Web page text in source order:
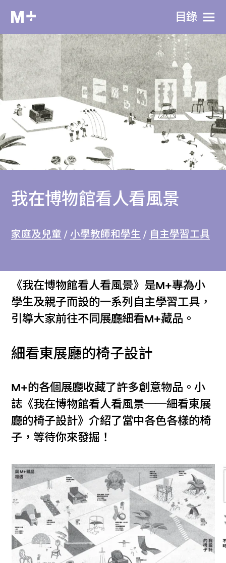
目​錄
我在博物館看人看風景
家庭及兒童 / 小學教師和學生 / 自主學習工具
《我在博物館看人看風景》是M+專為小
學生及親子而設的一系列自主學習工具，
引導大家前往不同展廳細看M+藏品。
細看東展廳的椅子設計
M+的各個展廳收藏了許多創意物品。小
誌《我在博物館看人看風景──細看東展
廳的椅子設計》介紹了當中各色各樣的椅
子，等待你來發掘！